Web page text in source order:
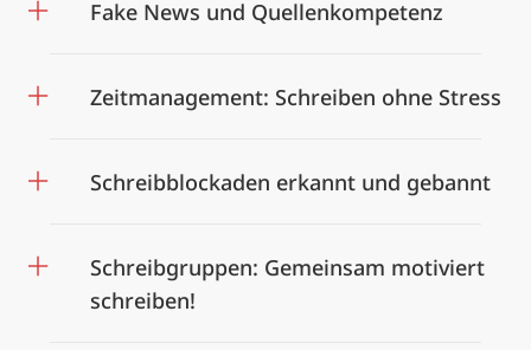
Fake News und Quellenkompetenz
Zeitmanagement: Schreiben ohne Stress
Schreibblockaden erkannt und gebannt
Schreibgruppen: Gemeinsam motiviert
schreiben!